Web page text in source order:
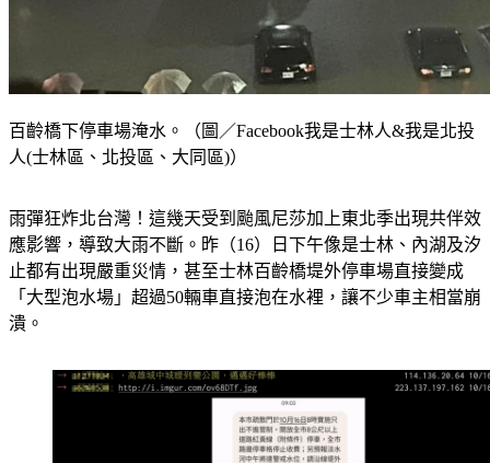
百齡橋下停車場淹水。（圖／Facebook我是士林人&我是北投
人(士林區、北投區、大同區)）
雨彈狂炸北台灣！這幾天受到颱風尼莎加上東北季出現共伴效
應影響，導致大雨不斷。昨（16）日下午像是士林、內湖及汐
止都有出現嚴重災情，甚至士林百齡橋堤外停車場直接變成
「大型泡水場」超過50輛車直接泡在水裡，讓不少車主相當崩
潰。